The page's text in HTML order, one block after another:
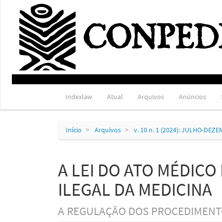
Navegação
Principal
Conteúdo
principal
Barra
Lateral
Indexlaw Atual Arquivos Anúncios
Início Arquivos v. 10 n. 1 (2024): JULHO-
A LEI DO ATO
ILEGAL DA MEDICINA
A REGULAÇÃO DOS